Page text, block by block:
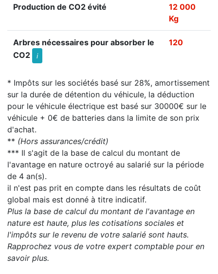
Production de CO2 évité
12 000
Kg
Arbres nécessaires pour absorber le
CO2
i
120
* Impôts sur les sociétés basé sur 28%, amortissement
sur la durée de détention du véhicule, la déduction
pour le véhicule électrique est basé sur 30000€ sur le
véhicule + 0€ de batteries dans la limite de son prix
d'achat.
** (Hors assurances/crédit)
*** Il s'agit de la base de calcul du montant de
l'avantage en nature octroyé au salarié sur la période
de 4 an(s).
il n'est pas prit en compte dans les résultats de coût
global mais est donné à titre indicatif.
Plus la base de calcul du montant de l'avantage en
nature est haute, plus les cotisations sociales et
l'impôts sur le revenu de votre salarié sont hauts.
Rapprochez vous de votre expert comptable pour en
savoir plus.